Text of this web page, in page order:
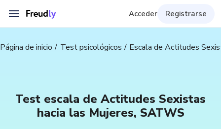
Acceder Registrarse
Página de inicio Test psicológicos Escala de Actitudes
Test escala de Actitudes Sexistas
hacia las Mujeres, SATWS